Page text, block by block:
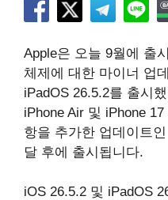
Apple은 오늘 9월에 출
체제에 대한 마이너 업
iPadOS 26.5.2를 출시
iPhone Air 및 iPhone
항을 추가한 업데이트
달 후에 출시됩니다.
iOS 26.5.2 및 iPadOS